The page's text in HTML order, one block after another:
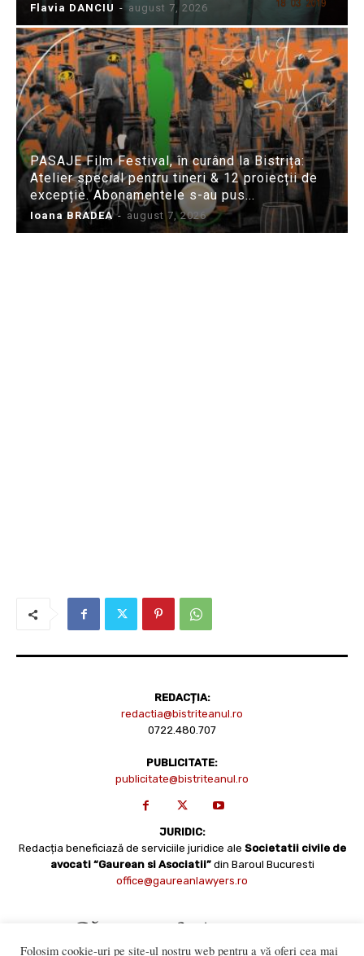
Flavia DANCIU - august 7, 2026
PASAJE Film Festival, în curând la Bistrița:
Atelier special pentru tineri & 12 proiecții de
excepție. Abonamentele s-au pus...
Ioana BRADEA - august 7, 2026
REDACȚIA:
redactia@bistriteanul.ro
0722.480.707
PUBLICITATE:
publicitate@bistriteanul.ro
JURIDIC:
Redacția beneficiază de serviciile juridice ale Societatii civile de
avocati “Gaurean si Asociatii” din Baroul Bucuresti
office@gaureanlawyers.ro
Folosim cookie-uri pe site-ul nostru web pentru a vă oferi cea mai